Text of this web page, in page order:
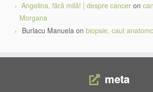
Angelina, fără milă! | despre cancer on
Morgana
Burlacu Manuela on biopsie, caut
meta